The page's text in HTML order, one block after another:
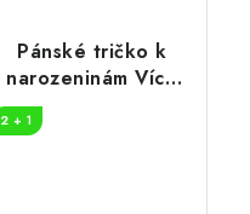
Pánské tričko k
narozeninám Více
2 + 1